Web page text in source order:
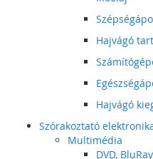
Hajvágó
Hajvágó
Szórakoztató
Multimédia
DVD,